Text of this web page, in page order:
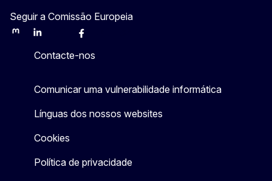
Seguir a Comissão Europeia
MastodonLinkedInBlueskyFacebook
Contacte-nos
Comunicar uma vulnerabilidade informática
Línguas dos nossos websites
Cookies
Política de privacidade